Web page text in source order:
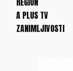
A PLUS TV
ZANIMLJIVOSTI